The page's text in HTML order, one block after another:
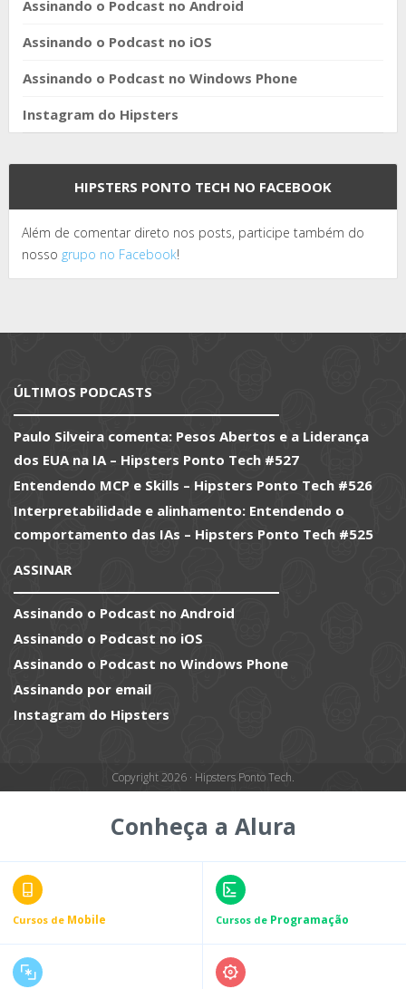
Assinando o Podcast no Android
Assinando o Podcast no iOS
Assinando o Podcast no Windows Phone
Instagram do Hipsters
HIPSTERS PONTO TECH NO FACEBOOK
Além de comentar direto nos posts, participe também do
nosso grupo no Facebook!
ÚLTIMOS PODCASTS
Paulo Silveira comenta: Pesos Abertos e a Liderança
dos EUA na IA – Hipsters Ponto Tech #527
Entendendo MCP e Skills – Hipsters Ponto Tech #526
Interpretabilidade e alinhamento: Entendendo o
comportamento das IAs – Hipsters Ponto Tech #525
ASSINAR
Assinando o Podcast no Android
Assinando o Podcast no iOS
Assinando o Podcast no Windows Phone
Assinando por email
Instagram do Hipsters
Copyright 2026 · Hipsters Ponto Tech.
Conheça a Alura
Cursos de Mobile Cursos de Programação